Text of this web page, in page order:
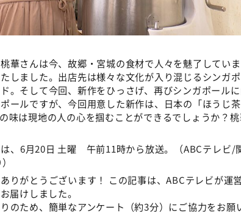
華さんは今、故郷・宮城の食材で人々を魅了していま
しました。出店先は様々な文化が入り混じるシンガ
。そして今回、新作をひっさげ、再びシンガポールに
ールですが、今回用意した新作は、日本の「ほうじ
味は現地の人の心を掴むことができるでしょうか？
は、6月20日 土曜 午前11時から放送。（ABCテレビ/
りがとうございます！ この記事は、ABCテレビが運
届けしました。
のため、簡単なアンケート（約3分）にご協力をお願